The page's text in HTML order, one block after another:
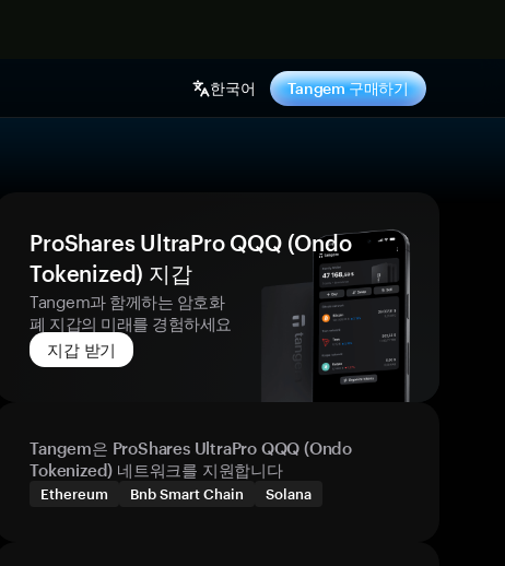
한국어 Tangem 구매하기
ProShares UltraPro QQQ (Ondo
Tokenized) 지갑
Tangem과 함께하는 암호화
폐 지갑의 미래를 경험하세요
지갑 받기
Tangem은 ProShares UltraPro QQQ (Ondo
Tokenized) 네트워크를 지원합니다
Ethereum Bnb Smart Chain Solana